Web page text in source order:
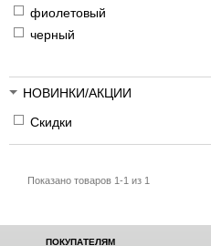
фиолетовый
черный
НОВИНКИ/АКЦИИ
Скидки
Показано товаров 1-1 из 1
ПОКУПАТЕЛЯМ